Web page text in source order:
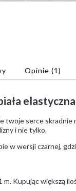
Opinie (1)
twoje serce
i nie tylko.
w wersji czarnej,
m. Kupując większą